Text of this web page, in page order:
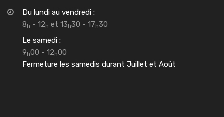
Du lundi au vendredi :
8h - 12h et 13h30 - 17h30
Le samedi :
9h00 - 12h00
Fermeture les samedis durant Juillet et Août